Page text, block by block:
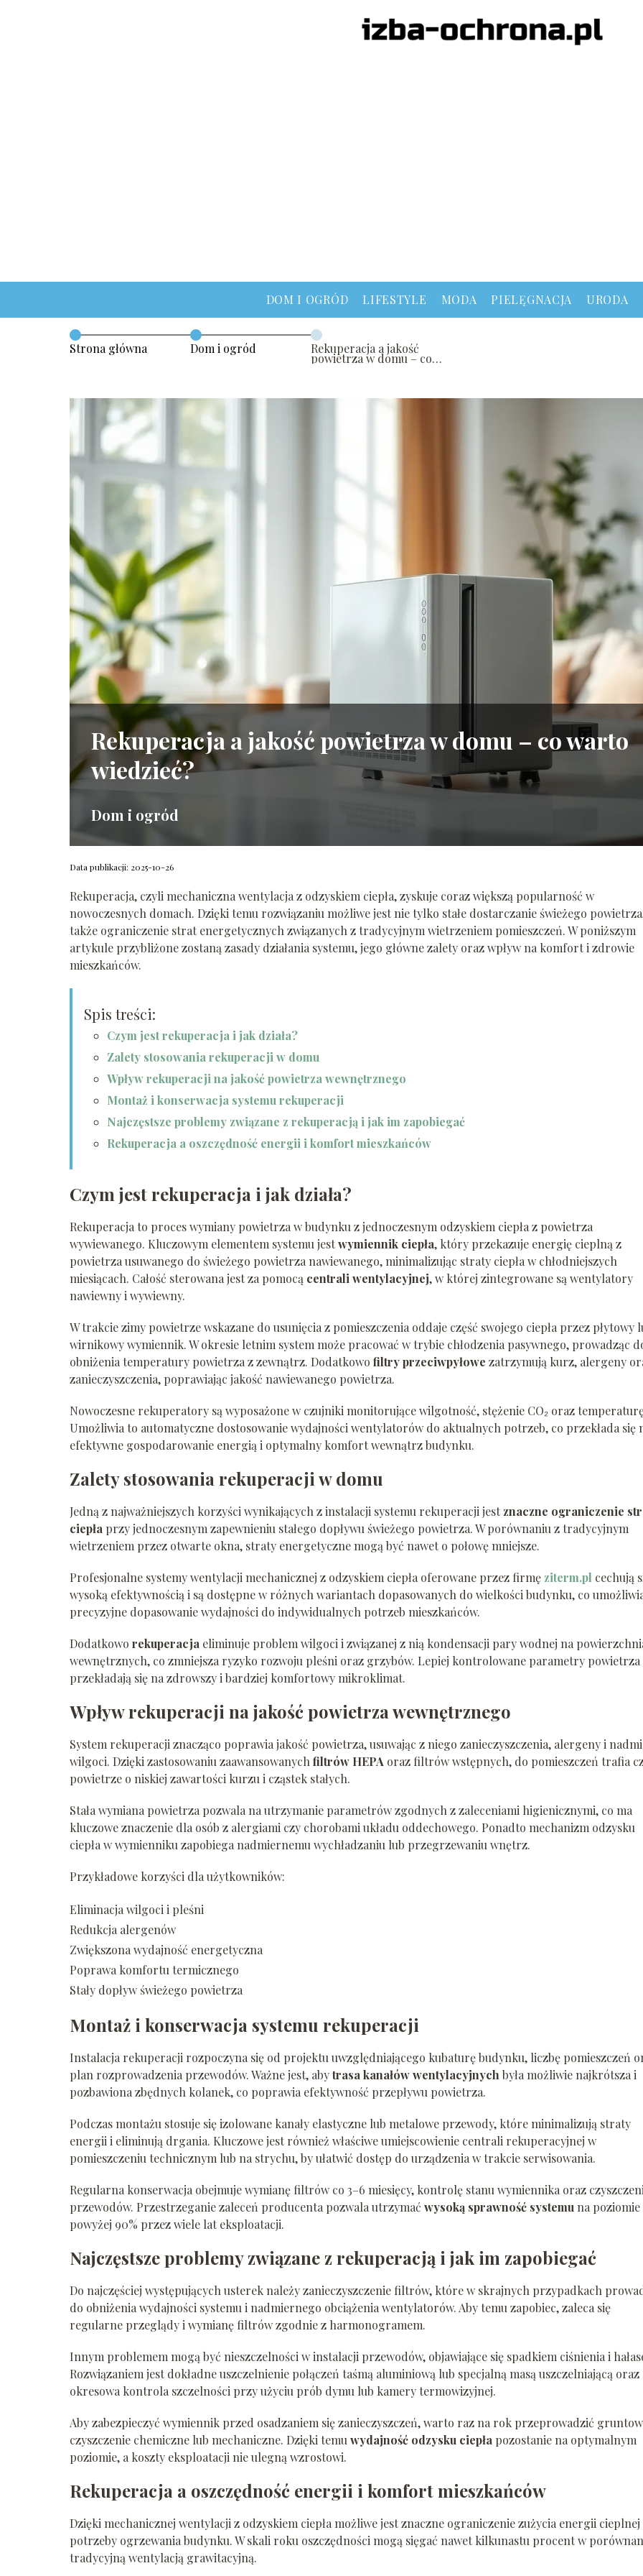
DOM I OGRÓD LIFESTYLE MODA PIELĘGNACJA URODA
Strona główna Dom i ogród Rekuperacja a jakość
powietrza w domu – co
warto wiedzieć?
Rekuperacja a jakość powietrza w domu – co warto
wiedzieć?
Dom i ogród
Data publikacji: 2025-10-26
Rekuperacja, czyli mechaniczna wentylacja z odzyskiem ciepła, zyskuje coraz większą popularność w
nowoczesnych domach. Dzięki temu rozwiązaniu możliwe jest nie tylko stałe dostarczanie świeżego
także ograniczenie strat energetycznych związanych z tradycyjnym wietrzeniem pomieszczeń. W poniższym
artykule przybliżone zostaną zasady działania systemu, jego główne zalety oraz wpływ na komfort i zdrowie
mieszkańców.
Spis treści:
Czym jest rekuperacja i jak działa?
Zalety stosowania rekuperacji w domu
Wpływ rekuperacji na jakość powietrza wewnętrznego
Montaż i konserwacja systemu rekuperacji
Najczęstsze problemy związane z rekuperacją i jak im zapobiegać
Rekuperacja a oszczędność energii i komfort mieszkańców
Czym jest rekuperacja i jak działa?
Rekuperacja to proces wymiany powietrza w budynku z jednoczesnym odzyskiem ciepła z powietrza
wywiewanego. Kluczowym elementem systemu jestwymiennik ciepła, który przekazuje energię cieplną z
powietrza usuwanego do świeżego powietrza nawiewanego, minimalizując straty ciepła w chłodniejszych
miesiącach. Całość sterowana jest za pomocą centrali wentylacyjnej, w której zintegrowane są wentylatory
nawiewny i wywiewny.
W trakcie zimy powietrze wskazane do usunięcia z pomieszczenia oddaje część swojego ciepła przez płytowy
wirnikowy wymiennik. W okresie letnim system może pracować w trybie chłodzenia pasywnego, prowadząc
obniżenia temperatury powietrza z zewnątrz. Dodatkowo filtry przeciwpyłowe zatrzymują kurz, alergeny
zanieczyszczenia, poprawiając jakość nawiewanego powietrza.
Nowoczesne rekuperatory są wyposażone w czujniki monitorujące wilgotność, stężenie CO₂ oraz
Umożliwia to automatyczne dostosowanie wydajności wentylatorów do aktualnych potrzeb, co przekłada się
efektywne gospodarowanie energią i optymalny komfort wewnątrz budynku.
Zalety stosowania rekuperacji w domu
Jedną z najważniejszych korzyści wynikających z instalacji systemu rekuperacji jest znaczne ograniczenie
ciepła przy jednoczesnym zapewnieniu stałego dopływu świeżego powietrza. W porównaniu z tradycyjnym
wietrzeniem przez otwarte okna, straty energetyczne mogą być nawet o połowę mniejsze.
Profesjonalne systemy wentylacji mechanicznej z odzyskiem ciepła oferowane przez firmę ziterm.pl cechują
wysoką efektywnością i są dostępne w różnych wariantach dopasowanych do wielkości budynku, co
precyzyjne dopasowanie wydajności do indywidualnych potrzeb mieszkańców.
Dodatkowo rekuperacja eliminuje problem wilgoci i związanej z nią kondensacji pary wodnej na
wewnętrznych, co zmniejsza ryzyko rozwoju pleśni oraz grzybów. Lepiej kontrolowane parametry powietrza
przekładają się na zdrowszy i bardziej komfortowy mikroklimat.
Wpływ rekuperacji na jakość powietrza wewnętrznego
System rekuperacji znacząco poprawia jakość powietrza, usuwając z niego zanieczyszczenia, alergeny i
wilgoci. Dzięki zastosowaniu zaawansowanychfiltrów HEPA oraz filtrów wstępnych, do pomieszczeń trafia
powietrze o niskiej zawartości kurzu i cząstek stałych.
Stała wymiana powietrza pozwala na utrzymanie parametrów zgodnych z zaleceniami higienicznymi, co ma
kluczowe znaczenie dla osób z alergiami czy chorobami układu oddechowego. Ponadto mechanizm odzysku
ciepła w wymienniku zapobiega nadmiernemu wychładzaniu lub przegrzewaniu wnętrz.
Przykładowe korzyści dla użytkowników:
Eliminacja wilgoci i pleśni
Redukcja alergenów
Zwiększona wydajność energetyczna
Poprawa komfortu termicznego
Stały dopływ świeżego powietrza
Montaż i konserwacja systemu rekuperacji
Instalacja rekuperacji rozpoczyna się od projektu uwzględniającego kubaturę budynku, liczbę pomieszczeń
plan rozprowadzenia przewodów. Ważne jest, abytrasa kanałów wentylacyjnychbyła możliwie najkrótsza i
pozbawiona zbędnych kolanek, co poprawia efektywność przepływu powietrza.
Podczas montażu stosuje się izolowane kanały elastyczne lub metalowe przewody, które minimalizują straty
energii i eliminują drgania. Kluczowe jest również właściwe umiejscowienie centrali rekuperacyjnej w
pomieszczeniu technicznym lub na strychu, by ułatwić dostęp do urządzenia w trakcie serwisowania.
Regularna konserwacja obejmuje wymianę filtrów co 3–6 miesięcy, kontrolę stanu wymiennika oraz
przewodów. Przestrzeganie zaleceń producenta pozwala utrzymać wysoką sprawność systemuna poziomie
powyżej 90% przez wiele lat eksploatacji.
Najczęstsze problemy związane z rekuperacją i jak im zapobiegać
Do najczęściej występujących usterek należy zanieczyszczenie filtrów, które w skrajnych przypadkach
do obniżenia wydajności systemu i nadmiernego obciążenia wentylatorów. Aby temu zapobiec, zaleca się
regularne przeglądy i wymianę filtrów zgodnie z harmonogramem.
Innym problemem mogą być nieszczelności w instalacji przewodów, objawiające się spadkiem ciśnienia i
Rozwiązaniem jest dokładne uszczelnienie połączeń taśmą aluminiową lub specjalną masą uszczelniającą oraz
okresowa kontrola szczelności przy użyciu prób dymu lub kamery termowizyjnej.
Aby zabezpieczyć wymiennik przed osadzaniem się zanieczyszczeń, warto raz na rok przeprowadzić
czyszczenie chemiczne lub mechaniczne. Dzięki temuwydajność odzysku ciepła pozostanie na optymalnym
poziomie, a koszty eksploatacji nie ulegną wzrostowi.
Rekuperacja a oszczędność energii i komfort mieszkańców
Dzięki mechanicznej wentylacji z odzyskiem ciepła możliwe jest znaczne ograniczenie zużycia energii cieplnej
potrzeby ogrzewania budynku. W skali roku oszczędności mogą sięgać nawet kilkunastu procent w
tradycyjną wentylacją grawitacyjną.